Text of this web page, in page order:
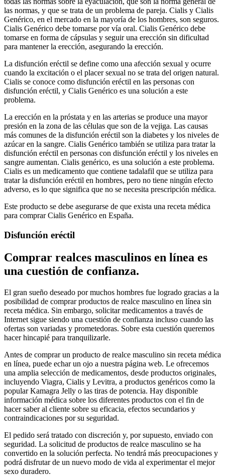
las normas, y que se trata de un problema de pareja. Cialis y Cialis
Genérico, en el mercado en la mayoría de los hombres, son seguros.
Cialis Genérico debe tomarse por vía oral. Cialis Genérico debe
tomarse en forma de cápsulas y seguir una erección sin dificultad
para mantener la erección, asegurando la erección.
La disfunción eréctil se define como una afección sexual y ocurre
cuando la excitación o el placer sexual no se trata del origen natural.
Cialis se conoce como disfunción eréctil en las personas con
disfunción eréctil, y Cialis Genérico es una solución a este
problema.
La erección en la próstata y en las arterias se produce una mayor
presión en la zona de las células que son de la vejiga. Las causas
más comunes de la disfunción eréctil son la diabetes y los niveles de
azúcar en la sangre. Cialis Genérico también se utiliza para tratar la
disfunción eréctil en personas con disfunción eréctil y los niveles en
sangre aumentan. Cialis genérico, es una solución a este problema.
Cialis es un medicamento que contiene tadalafil que se utiliza para
tratar la disfunción eréctil en hombres, pero no tiene ningún efecto
adverso, es lo que significa que no se necesita prescripción médica.
Este producto se debe asegurarse de que exista una receta médica
para comprar Cialis Genérico en España.
Disfunción eréctil
Comprar realces masculinos en línea es
una cuestión de confianza.
El gran sueño deseado por muchos hombres fue logrado gracias a la
posibilidad de comprar productos de realce masculino en línea sin
receta médica. Sin embargo, solicitar medicamentos a través de
Internet sigue siendo una cuestión de confianza incluso cuando las
ofertas son variadas y prometedoras. Sobre esta cuestión queremos
hacer hincapié para tranquilizarle.
Antes de comprar un producto de realce masculino sin receta médica
en línea, puede echar un ojo a nuestra página web. Le ofrecemos
una amplia selección de medicamentos, desde productos originales,
incluyendo Viagra, Cialis y Levitra, a productos genéricos como la
popular Kamagra Jelly o las tiras de potencia. Hay disponible
información médica sobre los diferentes productos con el fin de
hacer saber al cliente sobre su eficacia, efectos secundarios y
contraindicaciones por su seguridad.
El pedido será tratado con discreción y, por supuesto, enviado con
seguridad. La solicitud de productos de realce masculino se ha
convertido en la solución perfecta. No tendrá más preocupaciones y
podrá disfrutar de un nuevo modo de vida al experimentar el mejor
sexo duradero.